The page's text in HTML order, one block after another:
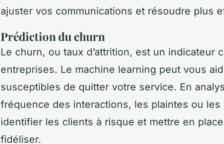
ajuster vos communications et résoudre plus
Prédiction du churn
Le churn, ou taux d’attrition, est un indicateur
entreprises. Le machine learning peut vous
susceptibles de quitter votre service. En
fréquence des interactions, les plaintes ou les
identifier les clients à risque et mettre en
fidéliser.